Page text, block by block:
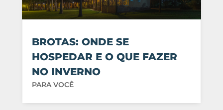
BROTAS: ONDE SE
HOSPEDAR E O QUE FAZER
NO INVERNO
PARA VOCÊ